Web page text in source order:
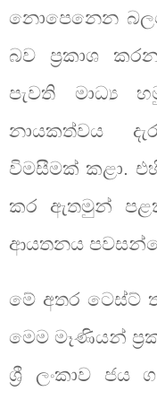
නොපෙනෙන
බව ප්‍රකාශ
පැවති මාධ්‍ය
නායකත්වය
විමසීමක් කළා.
කර ඇතමුන්
ආයතනය
මේ අතර ටෙස්ට්
මෙම මෑණියන්
ශ්‍රී ලංකාව ජය